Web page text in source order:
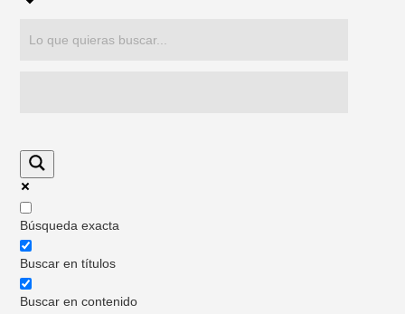
Búsqueda exacta
Buscar en títulos
Buscar en contenido